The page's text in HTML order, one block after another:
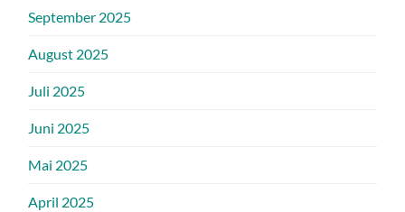
September 2025
August 2025
Juli 2025
Juni 2025
Mai 2025
April 2025